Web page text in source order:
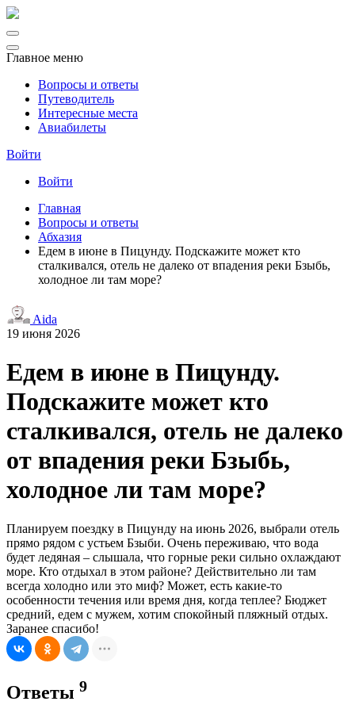
Главное меню
Вопросы и ответы
Путеводитель
Интересные места
Авиабилеты
Войти
Войти
Главная
Вопросы и ответы
Абхазия
Едем в июне в Пицунду. Подскажите может кто
сталкивался, отель не далеко от впадения реки Бзыбь,
холодное ли там море?
Aida
19 июня 2026
Едем в июне в Пицунду.
Подскажите может кто
сталкивался, отель не далеко
от впадения реки Бзыбь,
холодное ли там море?
Планируем поездку в Пицунду на июнь 2026, выбрали отель
прямо рядом с устьем Бзыби. Очень переживаю, что вода
будет ледяная – слышала, что горные реки сильно охлаждают
море. Кто отдыхал в этом районе? Действительно ли там
всегда холодно или это миф? Может, есть какие-то
особенности течения или время дня, когда теплее? Бюджет
средний, едем с мужем, хотим спокойный пляжный отдых.
Заранее спасибо!
Ответы 9